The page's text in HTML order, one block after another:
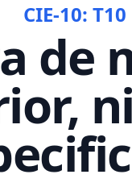
CIE-10: T10
de